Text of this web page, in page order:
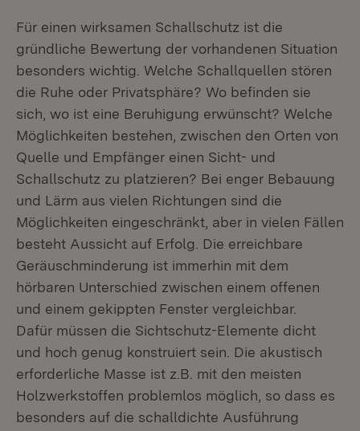
Für einen wirksamen Schallschutz ist die
gründliche Bewertung der vorhandenen Situation
besonders wichtig. Welche Schallquellen stören
die Ruhe oder Privatsphäre? Wo befinden sie
sich, wo ist eine Beruhigung erwünscht? Welche
Möglichkeiten bestehen, zwischen den Orten von
Quelle und Empfänger einen Sicht- und
Schallschutz zu platzieren? Bei enger Bebauung
und Lärm aus vielen Richtungen sind die
Möglichkeiten eingeschränkt, aber in vielen Fällen
besteht Aussicht auf Erfolg. Die erreichbare
Geräuschminderung ist immerhin mit dem
hörbaren Unterschied zwischen einem offenen
und einem gekippten Fenster vergleichbar.
Dafür müssen die Sichtschutz-Elemente dicht
und hoch genug konstruiert sein. Die akustisch
erforderliche Masse ist z.B. mit den meisten
Holzwerkstoffen problemlos möglich, so dass es
besonders auf die schalldichte Ausführung